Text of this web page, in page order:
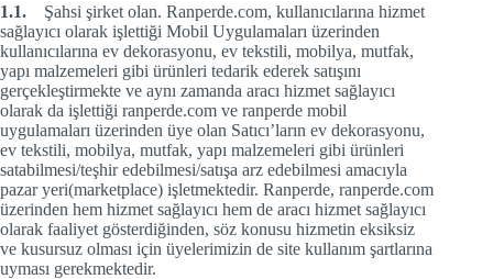
1.1. Şahsi şirket olan. Ranperde.com, kullanıcılarına hizmet
sağlayıcı olarak işlettiği Mobil Uygulamaları üzerinden
kullanıcılarına ev dekorasyonu, ev tekstili, mobilya, mutfak,
yapı malzemeleri gibi ürünleri tedarik ederek satışını
gerçekleştirmekte ve aynı zamanda aracı hizmet sağlayıcı
olarak da işlettiği ranperde.com ve ranperde mobil
uygulamaları üzerinden üye olan Satıcı’ların ev dekorasyonu,
ev tekstili, mobilya, mutfak, yapı malzemeleri gibi ürünleri
satabilmesi/teşhir edebilmesi/satışa arz edebilmesi amacıyla
pazar yeri(marketplace) işletmektedir. Ranperde, ranperde.com
üzerinden hem hizmet sağlayıcı hem de aracı hizmet sağlayıcı
olarak faaliyet gösterdiğinden, söz konusu hizmetin eksiksiz
ve kusursuz olması için üyelerimizin de site kullanım şartlarına
uyması gerekmektedir.